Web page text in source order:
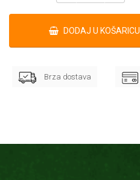
DODAJ U KOŠARICU
Brza dostava